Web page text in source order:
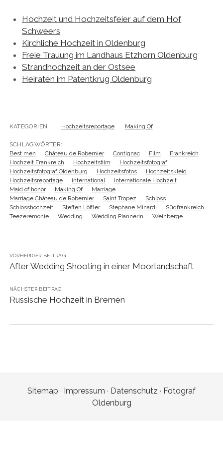
Hochzeit und Hochzeitsfeier auf dem Hof
Schweers
Kirchliche Hochzeit in Oldenburg
Freie Trauung im Landhaus Etzhorn Oldenburg
Strandhochzeit an der Ostsee
Heiraten im Patentkrug Oldenburg
KATEGORIEN: Hochzeitsreportage Making Of
SCHLAGWÖRTER:
Best men
Château de Robernier Contignac Film
Frankreich
Hochzeit Frankreich
Hochzeitsfilm
Hochzeitsfotograf
Hochzeitsfotograf Oldenburg
Hochzeitsfotos
Hochzeitskleid
Hochzeitsreportage
international
Internationale Hochzeit
Maid of honor
Making Of
Marriage
Marriage Château de Robernier
Saint Tropez
Schloss
Schlosshochzeit
Steffen Löffler Stephane Minardi
Südfrankreich
Teezeremonie
Wedding Wedding Plannerin Weinberge
VORHERIGER BEITRAG
After Wedding Shooting in einer Moorlandschaft
NÄCHSTER BEITRAG
Russische Hochzeit in Bremen
Sitemap · Impressum · Datenschutz · Fotograf
Oldenburg